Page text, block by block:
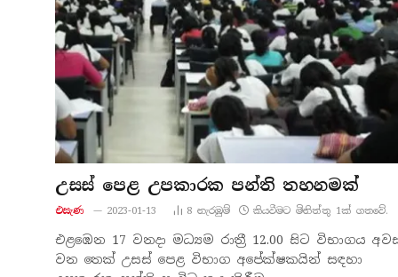
උසස් පෙළ උපකාරක පන්ති තහනමක්
එසැණ 2023-01-13 8 නැරඹු​ම් කියවීමට මිනිත්තු 1ක් ගතවේ.
එළඹෙන 17 වනදා මධ්‍යම රාත්‍රී 12.00 සිට විභාගය
වන තෙක් උසස් පෙළ විභාග අපේක්ෂකයින් සඳහා